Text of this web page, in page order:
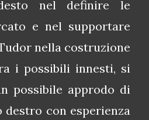
nel definire le
e nel supportare
nella costruzione
i possibili innesti, si
possibile approdo di
destro con esperienza